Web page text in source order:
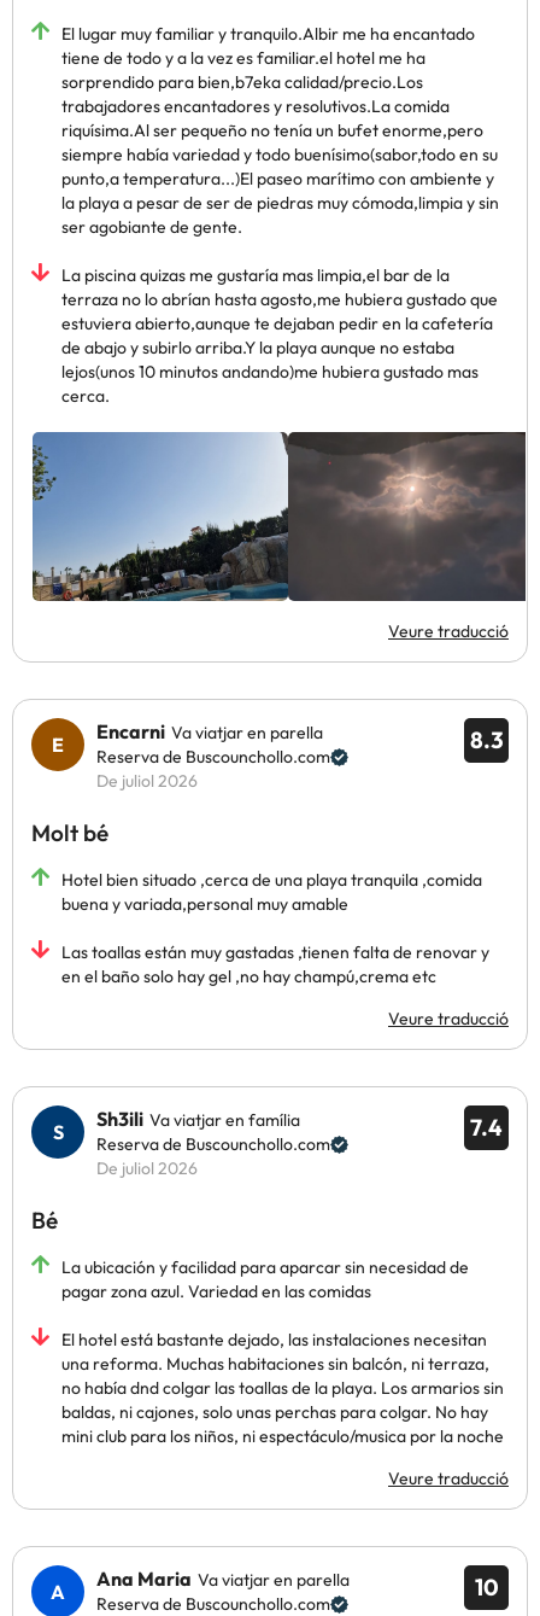
El lugar muy familiar y tranquilo.Albir me ha encantado
tiene de todo y a la vez es familiar.el hotel me ha
sorprendido para bien,b7eka calidad/precio.Los
trabajadores encantadores y resolutivos.La comida
riquísima.Al ser pequeño no tenía un bufet enorme,pero
siempre había variedad y todo buenísimo(sabor,todo en su
punto,a temperatura...)El paseo marítimo con ambiente y
la playa a pesar de ser de piedras muy cómoda,limpia y sin
ser agobiante de gente.
La piscina quizas me gustaría mas limpia,el bar de la
terraza no lo abrían hasta agosto,me hubiera gustado que
estuviera abierto,aunque te dejaban pedir en la cafetería
de abajo y subirlo arriba.Y la playa aunque no estaba
lejos(unos 10 minutos andando)me hubiera gustado mas
cerca.
Veure traducció
8.3
Encarni Va viatjar en parella
Reserva de Buscounchollo.com
De juliol 2026
Molt bé
Hotel bien situado ,cerca de una playa tranquila ,comida
buena y variada,personal muy amable
Las toallas están muy gastadas ,tienen falta de renovar y
en el baño solo hay gel ,no hay champú,crema etc
Veure traducció
7.4
Sh3ili Va viatjar en família
Reserva de Buscounchollo.com
De juliol 2026
Bé
La ubicación y facilidad para aparcar sin necesidad de
pagar zona azul. Variedad en las comidas
El hotel está bastante dejado, las instalaciones necesitan
una reforma. Muchas habitaciones sin balcón, ni terraza,
no había dnd colgar las toallas de la playa. Los armarios sin
baldas, ni cajones, solo unas perchas para colgar. No hay
mini club para los niños, ni espectáculo/musica por la noche
Veure traducció
10
Ana Maria Va viatjar en parella
Reserva de Buscounchollo.com